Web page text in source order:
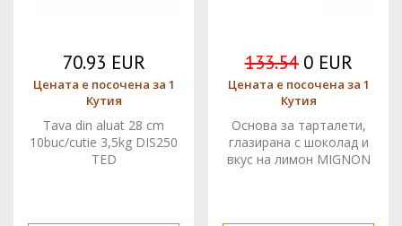
70.93 EUR
Цената е посочена за 1
Кутия
Tava din aluat 28 cm
10buc/cutie 3,5kg DIS250
TED
133.540 EUR
Цената е посочена за 1
Кутия
Основа за тарталети,
глазирана с шоколад и
вкус на лимон MIGNON